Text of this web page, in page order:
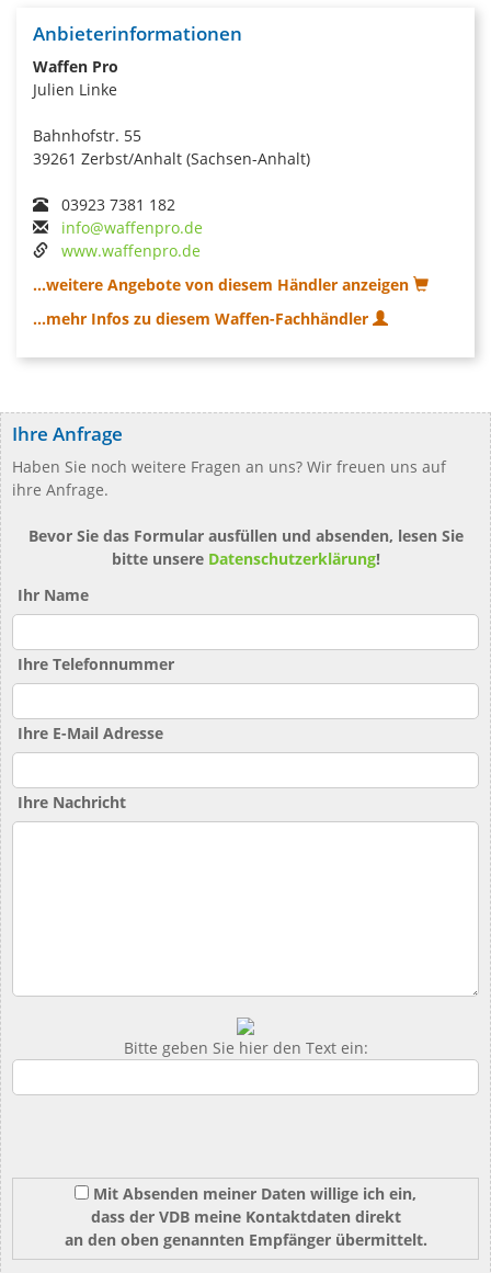
Anbieterinformationen
Waffen Pro
Julien Linke
Bahnhofstr. 55
39261 Zerbst/Anhalt (Sachsen-Anhalt)
03923 7381 182
info@waffenpro.de
www.waffenpro.de
...weitere Angebote von diesem Händler anzeigen
...mehr Infos zu diesem Waffen-Fachhändler
Ihre Anfrage
Haben Sie noch weitere Fragen an uns? Wir freuen uns auf
ihre Anfrage.
Bevor Sie das Formular ausfüllen und absenden, lesen Sie
bitte unsere Datenschutzerklärung!
Ihr Name
Ihre Telefonnummer
Ihre E-Mail Adresse
Ihre Nachricht
Bitte geben Sie hier den Text ein:
Mit Absenden meiner Daten willige ich ein,
dass der VDB meine Kontaktdaten direkt
an den oben genannten Empfänger übermittelt.